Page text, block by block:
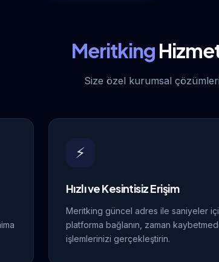
Meritking
Size özel kurumsal
⚡
Hızlı ve Kesintisiz Erişim
Meritking güncel adres ile saniyeler
platforma bağlanın, zaman
işlemlerinizi gerçekleştirin.